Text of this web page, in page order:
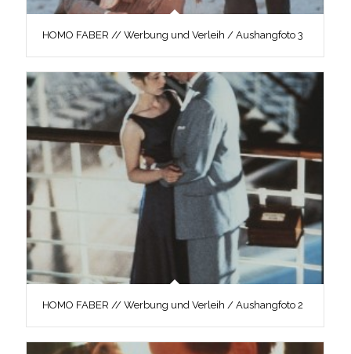
HOMO FABER // Werbung und Verleih / Aushangfoto 3
HOMO FABER // Werbung und Verleih / Aushangfoto 2